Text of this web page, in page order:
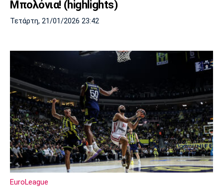
Μπολόνια! (highlights)
Τετάρτη, 21/01/2026 23:42
EuroLeague